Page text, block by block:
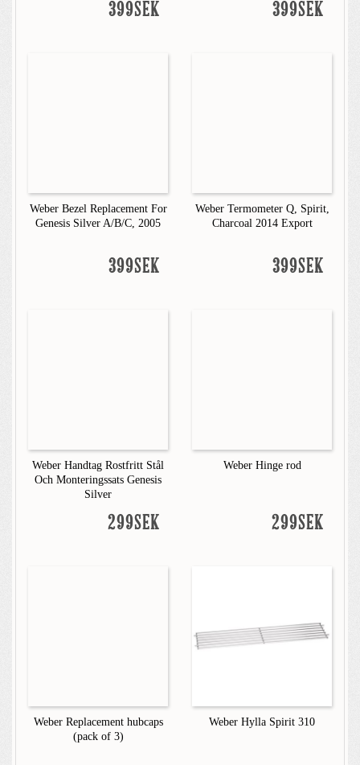
399SEK 399SEK
Weber Bezel Replacement For
Genesis Silver A/B/C, 2005
399SEK
Weber Termometer Q, Spirit,
Charcoal 2014 Export
399SEK
Weber Handtag Rostfritt Stål
Och Monteringssats Genesis
Silver
299SEK
Weber Hinge rod
299SEK
Weber Replacement hubcaps
(pack of 3)
Weber Hylla Spirit 310